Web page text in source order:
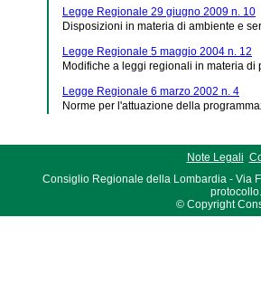
Legge Regionale 29 giugno 2009 n. 10
Disposizioni in materia di ambiente e
Legge Regionale 5 maggio 2004 n. 12
Modifiche a leggi regionali in materia di
Legge Regionale 6 marzo 2002 n. 4
Norme per l'attuazione della
Note Legali
Consiglio Regionale della Lombardia - Via
© Copyright